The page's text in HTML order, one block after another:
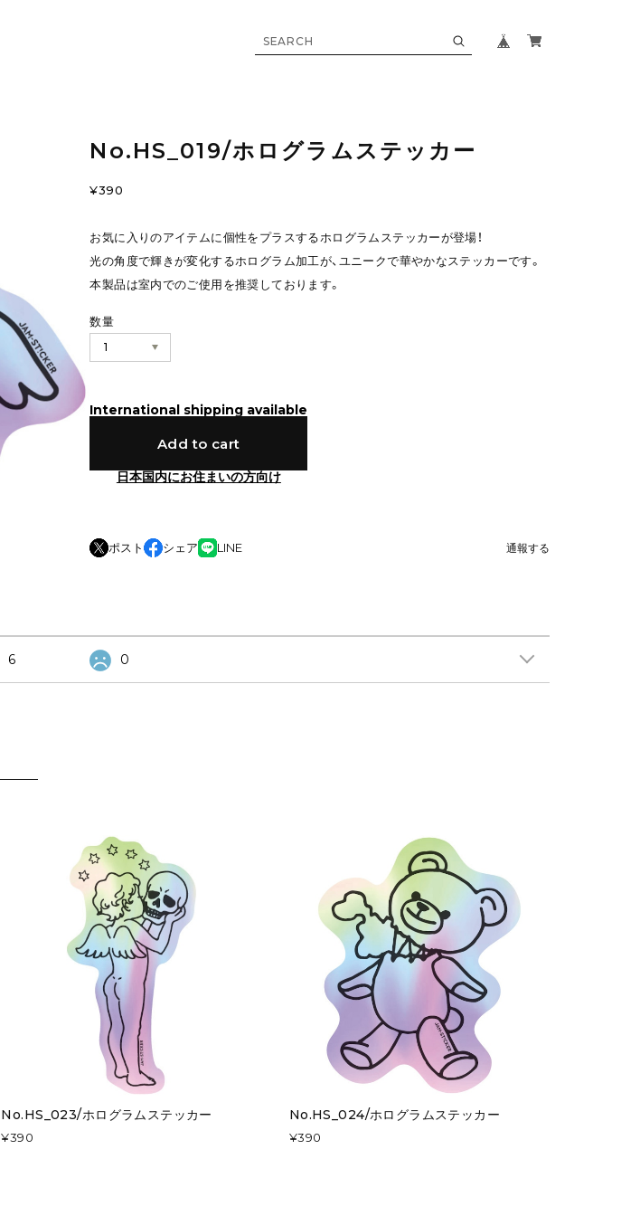
No.HS_019/ホログラムステッカー
¥390
お気に入りのアイテムに個性をプラスするホログラムステッカーが登場！
光の角度で輝きが変化するホログラム加工が、ユニークで華やかなステッカーです。
本製品は室内でのご使用を推奨しております。
数量
International shipping available
Add to cart
日本国内にお住まいの方向け
ポスト シェア LINE 通報する
6 0
No.HS_023/ホログラムステッカー
¥390
No.HS_024/ホログラムステッカー
¥390